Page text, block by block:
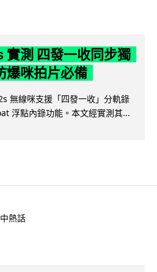
測 四發一收同步獨
咪拍片必備
無線咪支援「四發一收」分軌錄
浮點內錄功能。本文經實測其...
熱話